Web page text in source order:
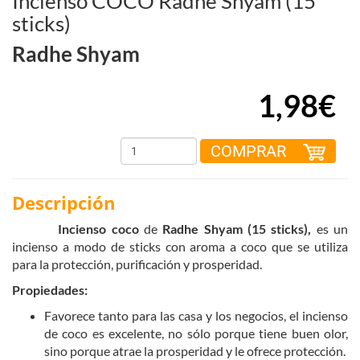
sticks)
Radhe Shyam
1,98€
COMPRAR
Descripción
Incienso coco deRadhe Shyam (15 sticks), es un
incienso a modo de sticks con aroma a coco que se utiliza
para la protección, purificación y prosperidad.
Propiedades:
Favorece tanto para las casa y los negocios, el incienso
de coco es excelente, no sólo porque tiene buen olor,
sino porque atrae la prosperidad y le ofrece protección.